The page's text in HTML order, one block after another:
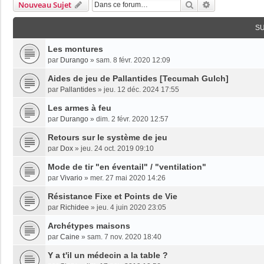
Nouveau Sujet Rechercher
Les montures
par Durango » sam. 8 févr. 2020 12:09
Aides de jeu de Pallantides [Tecumah Gulch]
par Pallantides » jeu. 12 déc. 2024 17:55
Les armes à feu
par Durango » dim. 2 févr. 2020 12:57
Retours sur le système de jeu
par Dox » jeu. 24 oct. 2019 09:10
Mode de tir "en éventail" / "ventilation"
par Vivario » mer. 27 mai 2020 14:26
Résistance Fixe et Points de Vie
par Richidee » jeu. 4 juin 2020 23:05
Archétypes maisons
par Caine » sam. 7 nov. 2020 18:40
Y a t'il un médecin a la table ?